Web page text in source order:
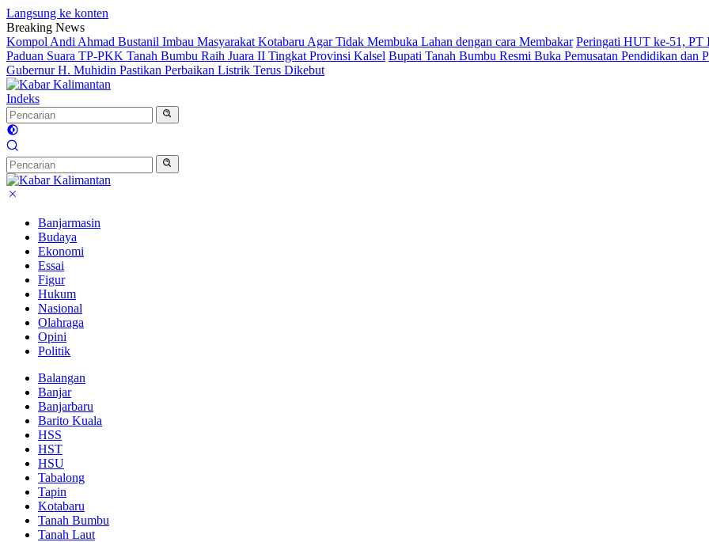
Langsung ke konten
Breaking News
Kompol Andi Ahmad Bustanil Imbau Masyarakat Kotabaru Agar Tidak Membuka Lahan dengan cara Membakar Peringati HUT ke-51, PT
Paduan Suara TP-PKK Tanah Bumbu Raih Juara II Tingkat Provinsi Kalsel Bupati Tanah Bumbu Resmi Buka Pemusatan Pendidikan dan
Gubernur H. Muhidin Pastikan Perbaikan Listrik Terus Dikebut
Indeks
Banjarmasin
Budaya
Ekonomi
Essai
Figur
Hukum
Nasional
Olahraga
Opini
Politik
Balangan
Banjar
Banjarbaru
Barito Kuala
HSS
HST
HSU
Tabalong
Tapin
Kotabaru
Tanah Bumbu
Tanah Laut